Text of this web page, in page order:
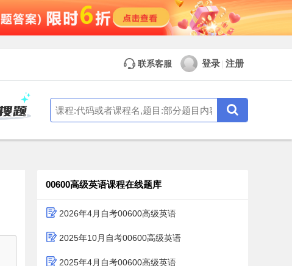
联系客服 登录 注册
00600高级英语课程在线题库
2026年4月自考00600高级英语
2025年10月自考00600高级英语
2025年4月自考00600高级英语